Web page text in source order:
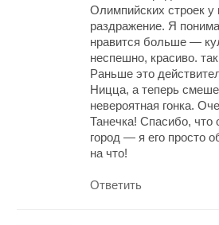
Олимпийских строек у
раздражение. Я
нравится больше —
неспешно, красиво.
Раньше это
Ницца, а теперь
невероятная гонка.
Танечка! Спасибо, что
город — я его просто
на что!
Ответить